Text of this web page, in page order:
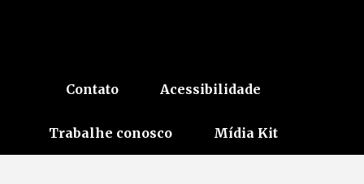
Contato Acessibilidade
Trabalhe conosco Mídia Kit